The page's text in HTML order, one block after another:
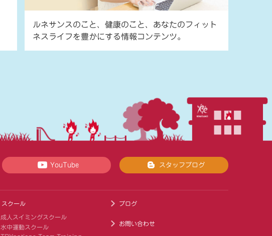
ルネサンスのこと、健康のこと、あなたのフィット
ネスライフを豊かにする情報コンテンツ。
YouTube スタッフブログ
スクール
成人スイミングスクール
水中運動スクール
ブログ
お問い合わせ